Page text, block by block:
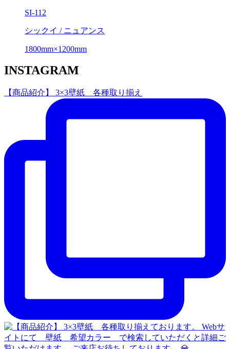
SI-112
シックイ / ニュアンス
1800mm×1200mm
INSTAGRAM
【商品紹介】 3×3壁紙 各種取り揃え